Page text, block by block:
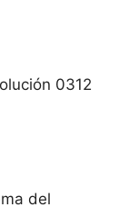
0312
del